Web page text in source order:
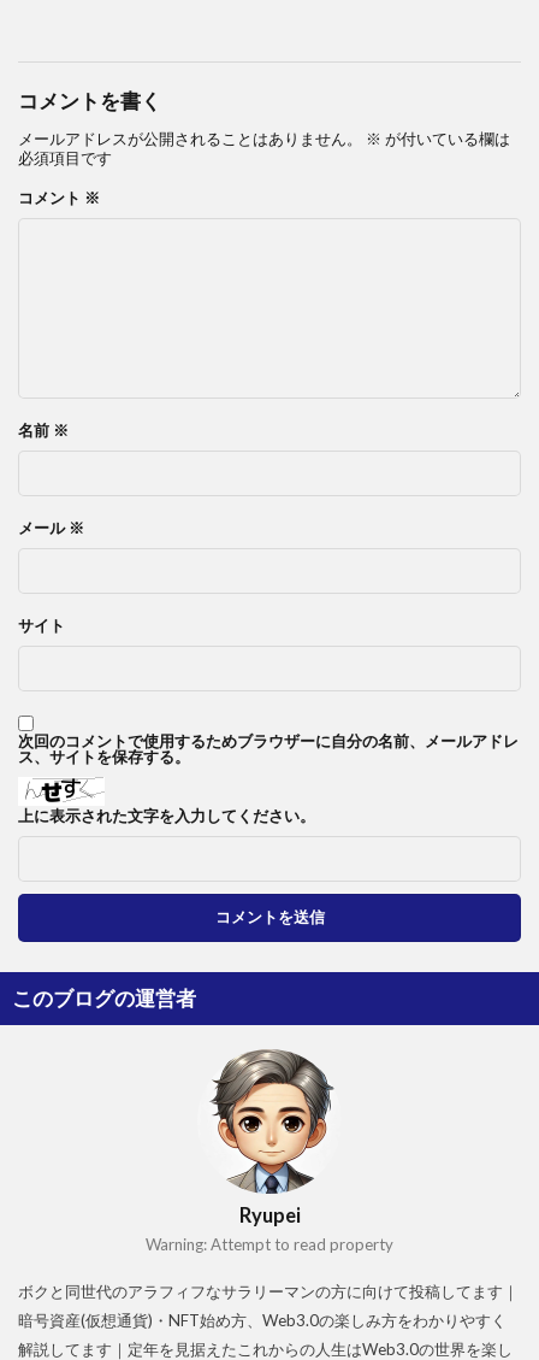
コメントを書く
メールアドレスが公開されることはありません。 ※ が付いている欄は
必須項目です
コメント ※
名前 ※
メール ※
サイト
次回のコメントで使用するためブラウザーに自分の名前、メールアドレ
ス、サイトを保存する。
上に表示された文字を入力してください。
このブログの運営者
Ryupei
Warning: Attempt to read property
ボクと同世代のアラフィフなサラリーマンの方に向けて投稿してます｜
暗号資産(仮想通貨)・NFT始め方、Web3.0の楽しみ方をわかりやすく
解説してます｜定年を見据えたこれからの人生はWeb3.0の世界を楽し